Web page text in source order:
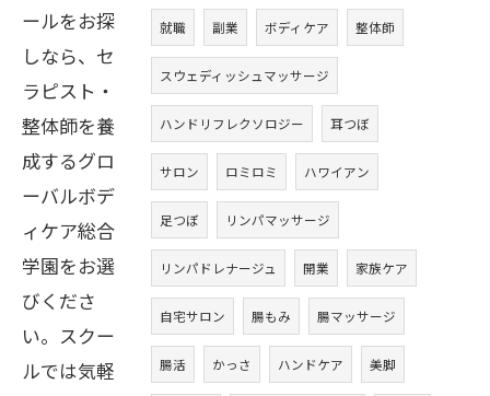
就職 副業 ボディケア 整体師
スウェディッシュマッサージ
ハンドリフレクソロジー 耳つぼ
サロン ロミロミ ハワイアン
足つぼ リンパマッサージ
リンパドレナージュ 開業 家族ケア
自宅サロン 腸もみ 腸マッサージ
腸活 かっさ ハンドケア 美脚
ールをお探
しなら、セ
ラピスト・
整体師を養
成するグロ
ーバルボデ
ィケア総合
学園をお選
びくださ
い。スクー
ルでは気軽